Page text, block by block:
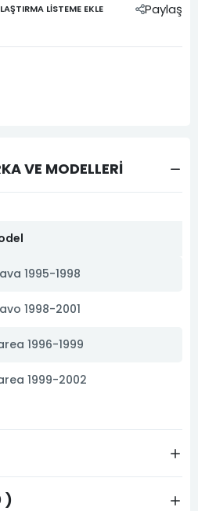
LISTEME EKLE Paylaş
VE MODELLERİ
1995-1998
1998-2001
1996-1999
1999-2002
)